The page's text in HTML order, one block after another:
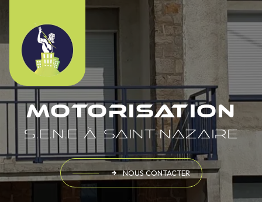
Motorisation
S.E.N.E à Saint-Nazaire
NOUS CONTACTER